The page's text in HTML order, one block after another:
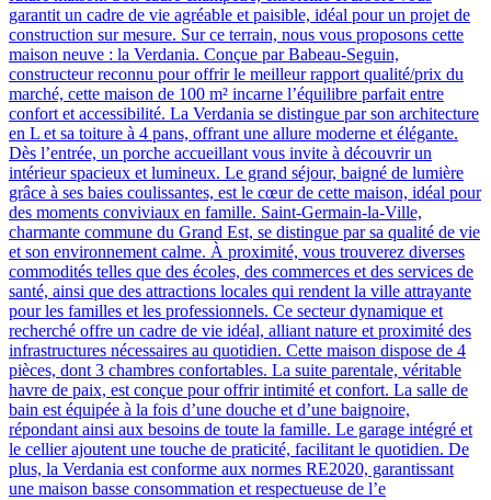
garantit un cadre de vie agréable et paisible, idéal pour un projet de
construction sur mesure. Sur ce terrain, nous vous proposons cette
maison neuve : la Verdania. Conçue par Babeau-Seguin,
constructeur reconnu pour offrir le meilleur rapport qualité/prix du
marché, cette maison de 100 m² incarne l’équilibre parfait entre
confort et accessibilité. La Verdania se distingue par son architecture
en L et sa toiture à 4 pans, offrant une allure moderne et élégante.
Dès l’entrée, un porche accueillant vous invite à découvrir un
intérieur spacieux et lumineux. Le grand séjour, baigné de lumière
grâce à ses baies coulissantes, est le cœur de cette maison, idéal pour
des moments conviviaux en famille. Saint-Germain-la-Ville,
charmante commune du Grand Est, se distingue par sa qualité de vie
et son environnement calme. À proximité, vous trouverez diverses
commodités telles que des écoles, des commerces et des services de
santé, ainsi que des attractions locales qui rendent la ville attrayante
pour les familles et les professionnels. Ce secteur dynamique et
recherché offre un cadre de vie idéal, alliant nature et proximité des
infrastructures nécessaires au quotidien. Cette maison dispose de 4
pièces, dont 3 chambres confortables. La suite parentale, véritable
havre de paix, est conçue pour offrir intimité et confort. La salle de
bain est équipée à la fois d’une douche et d’une baignoire,
répondant ainsi aux besoins de toute la famille. Le garage intégré et
le cellier ajoutent une touche de praticité, facilitant le quotidien. De
plus, la Verdania est conforme aux normes RE2020, garantissant
une maison basse consommation et respectueuse de l’e